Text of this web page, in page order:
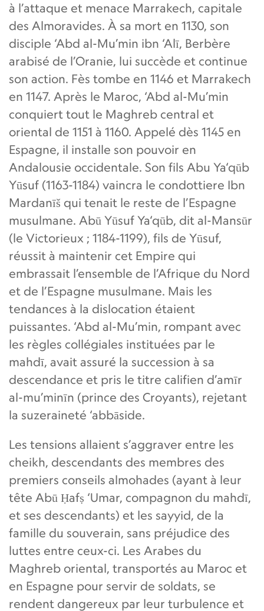
à l’attaque et menace Marrakech, capitale
des Almoravides. À sa mort en 1130, son
disciple ‘Abd al-Mu’min ibn ‘Alī, Berbère
arabisé de l’Oranie, lui succède et continue
son action. Fès tombe en 1146 et Marrakech
en 1147. Après le Maroc, ‘Abd al-Mu’min
conquiert tout le Maghreb central et
oriental de 1151 à 1160. Appelé dès 1145 en
Espagne, il installe son pouvoir en
Andalousie occidentale. Son fils Abu Ya‘qūb
Yūsuf (1163-1184) vaincra le condottiere Ibn
Mardanīš qui tenait le reste de l’Espagne
musulmane. Abū Yūsuf Ya‘qūb, dit al-Mansūr
(le Victorieux ; 1184-1199), fils de Yūsuf,
réussit à maintenir cet Empire qui
embrassait l’ensemble de l’Afrique du Nord
et de l’Espagne musulmane. Mais les
tendances à la dislocation étaient
puissantes. ‘Abd al-Mu’min, rompant avec
les règles collégiales instituées par le
mahdī, avait assuré la succession à sa
descendance et pris le titre califien d’amīr
al-mu’minīn (prince des Croyants), rejetant
la suzeraineté ‘abbāside.
Les tensions allaient s’aggraver entre les
cheikh, descendants des membres des
premiers conseils almohades (ayant à leur
tête Abū Ḥafṣ ‘Umar, compagnon du mahdī,
et ses descendants) et les sayyid, de la
famille du souverain, sans préjudice des
luttes entre ceux-ci. Les Arabes du
Maghreb oriental, transportés au Maroc et
en Espagne pour servir de soldats, se
rendent dangereux par leur turbulence et